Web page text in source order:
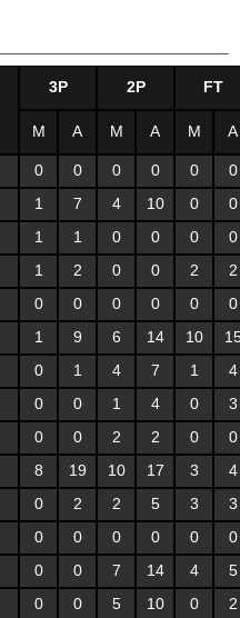
3P 2P FT
M A M A M A
0 0 0 0 0
0
1 7 4 10 0
0
1 1 0 0 0
0
1 2 0 0 2
2
0 0 0 0 0
0
1 9 6 14 10
0 1 4 7 1
4
0 0 1 4 0
3
0 0 2 2 0
0
8 19 10 17 3
4
0 2 2 5 3
3
0 0 0 0 0
0
0 0 7 14 4
5
0 0 5 10 0 2